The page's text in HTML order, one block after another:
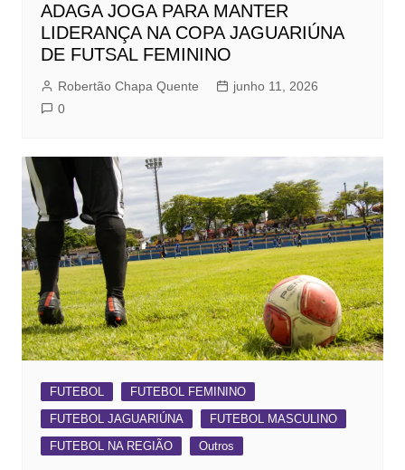
ADAGA JOGA PARA MANTER
LIDERANÇA NA COPA JAGUARIÚNA
DE FUTSAL FEMININO
Robertão Chapa Quente
junho 11, 2026
0
FUTEBOL
FUTEBOL FEMININO
FUTEBOL JAGUARIÚNA
FUTEBOL MASCULINO
FUTEBOL NA REGIÃO
Outros